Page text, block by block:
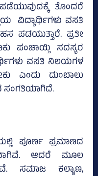
ತೊಂದರೆ
ವಿದ್ಯಾರ್ಥಿಗಳು ವಸತಿ
ಪಡಯುತ್ತಾರೆ. ಪ್ರತೀ
ಪಂಚಾಯ್ತಿ ಸದಸ್ಯರ
ವಸತಿ ನಿಲಯಗಳ
ಎಂದು ದುಂಬಾಲು
ಸಂಗತಿಯಾಗಿದೆ.
ಪೂರ್ಣ ಪ್ರಮಾಣದ
ಆದರೆ ಮೂಲ
ಸಮಾಜ ಕಲ್ಯಾಣ,